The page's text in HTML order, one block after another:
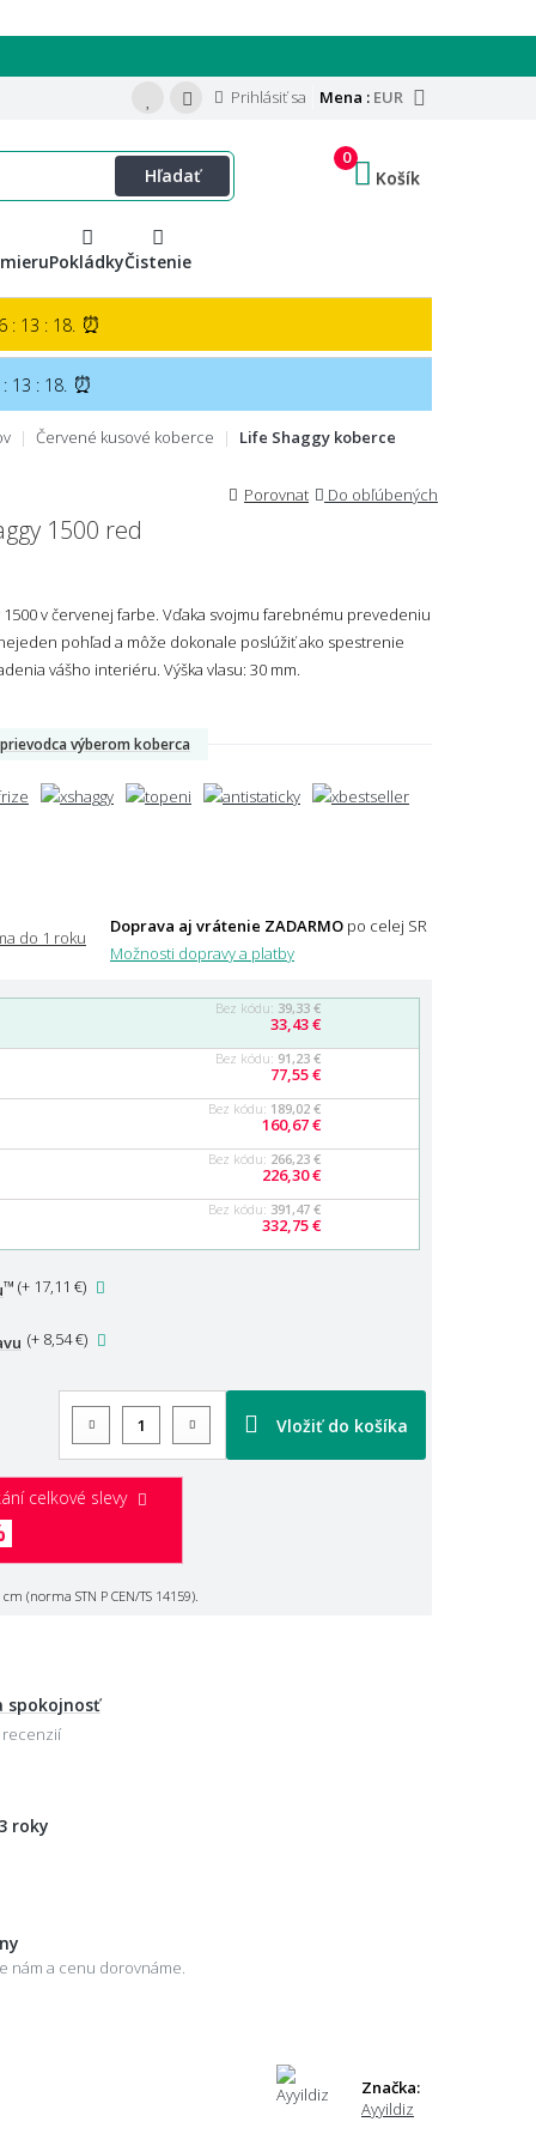
Mena : EUR
Prihlásiť sa
Hľadať
0
Košík
PokládkyČistenie
: 13 : 17. ⏰
13 : 17. ⏰
Červené kusové koberce Life Shaggy koberce
Porovnat Do obľúbených
1500 red
1500 v červenej farbe. Vďaka svojmu farebnému prevedeniu
pohľad a môže dokonale poslúžiť ako spestrenie
vášho interiéru. Výška vlasu: 30 mm.
výberom koberca
Doprava aj vrátenie ZADARMO po celej SR
Možnosti dopravy a platby
Bez kódu: 39,33 €
33,43 €
Bez kódu: 91,23 €
77,55 €
Bez kódu: 189,02 €
160,67 €
Bez kódu: 266,23 €
226,30 €
Bez kódu: 391,47 €
332,75 €
™ (+ 17,11 €)
(+ 8,54 €)
Vložiť do košíka
celkové slevy
(norma STN P CEN/TS 14159).
spokojnosť
recenzií
roky
nám a cenu dorovnáme.
Značka:
Ayyildiz